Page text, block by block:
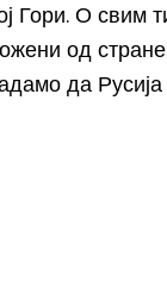
Гори. О свим
од
да